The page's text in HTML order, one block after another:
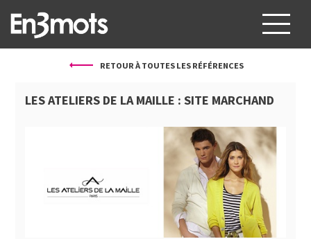
À PROPOS
SERVICES
PROJETS
CLIENTS
BLOG
CONTACT
RETOUR À TOUTES LES RÉFÉRENCES
LES ATELIERS DE LA MAILLE : SITE MARCHAND